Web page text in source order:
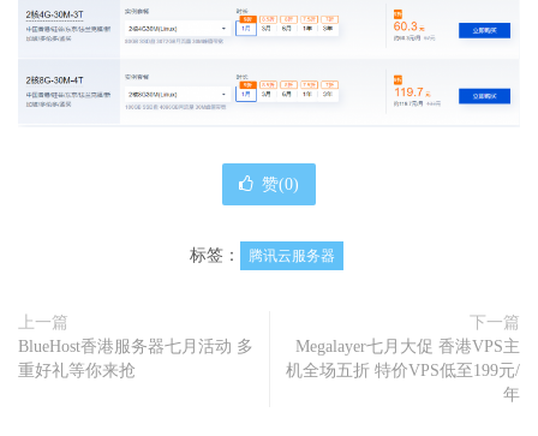
赞(0)
标签： 腾讯云服务器
上一篇
BlueHost香港服务器七月活动 多
重好礼等你来抢
下一篇
Megalayer七月大促 香港VPS主
机全场五折 特价VPS低至199元/
年